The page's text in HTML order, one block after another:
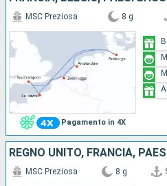
Pagamento in 4X
MSC Preziosa 8 g
MSC Preziosa 8 g